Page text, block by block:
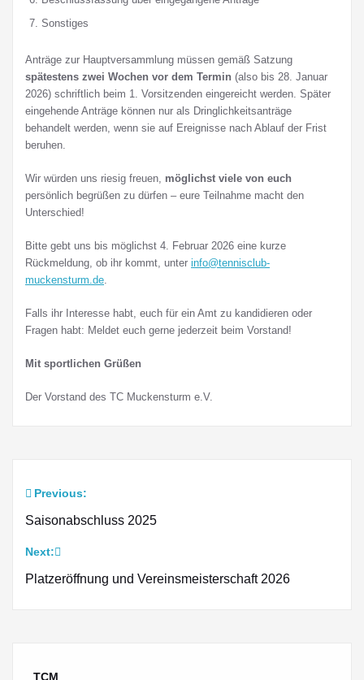
Sonstiges
Anträge zur Hauptversammlung müssen gemäß Satzung
spätestens zwei Wochen vor dem Termin (also bis 28. Januar
2026) schriftlich beim 1. Vorsitzenden eingereicht werden. Später
eingehende Anträge können nur als Dringlichkeitsanträge
behandelt werden, wenn sie auf Ereignisse nach Ablauf der Frist
beruhen.
Wir würden uns riesig freuen, möglichst viele von euch
persönlich begrüßen zu dürfen – eure Teilnahme macht den
Unterschied!
Bitte gebt uns bis möglichst 4. Februar 2026 eine kurze
Rückmeldung, ob ihr kommt, unter info@tennisclub-
muckensturm.de.
Falls ihr Interesse habt, euch für ein Amt zu kandidieren oder
Fragen habt: Meldet euch gerne jederzeit beim Vorstand!
Mit sportlichen Grüßen
Der Vorstand des TC Muckensturm e.V.
Beitragsnavigation
Previous:
Saisonabschluss 2025
Next:
Platzeröffnung und Vereinsmeisterschaft 2026
TCM